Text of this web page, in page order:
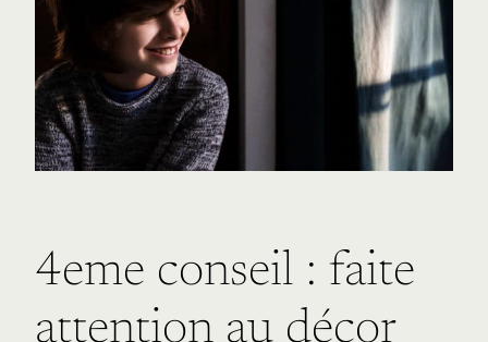
4eme conseil : faite
attention au décor